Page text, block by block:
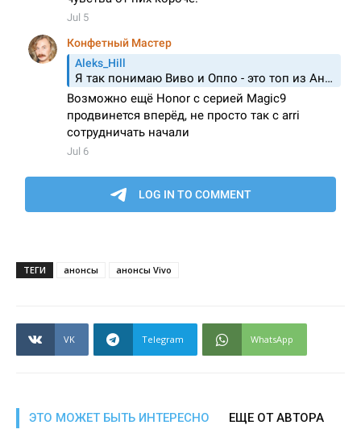
ТЕГИ анонсы анонсы Vivo
VK Telegram WhatsApp
ЭТО МОЖЕТ БЫТЬ ИНТЕРЕСНО ЕЩЕ ОТ АВТОРА